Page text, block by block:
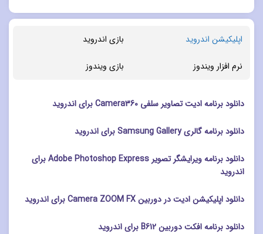
اپلیکیشن اندروید بازی اندروید
نرم افزار ویندوز بازی ویندوز
دانلود برنامه ادیت تصاویر سلفی Camera360 برای اندروید
دانلود برنامه گالری Samsung Gallery برای اندروید
دانلود برنامه ویرایشگر تصویر Adobe Photoshop Express برای
اندروید
دانلود اپلیکیشن ادیت در دوربین Camera ZOOM FX برای اندروید
دانلود برنامه افکت دوربین B612 برای اندروید